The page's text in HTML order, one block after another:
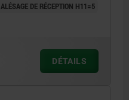
ALÉSAGE DE RÉCEPTION H11=5
DÉTAILS